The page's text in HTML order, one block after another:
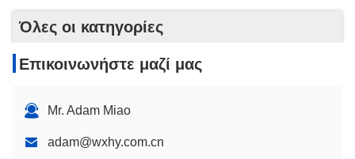
Όλες οι κατηγορίες
Επικοινωνήστε μαζί μας
Mr. Adam Miao
adam@wxhy.com.cn